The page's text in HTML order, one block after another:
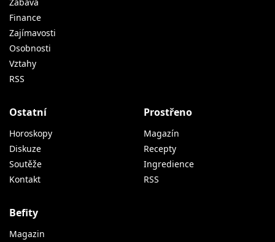
Finance
Zajímavosti
Osobnosti
Vztahy
RSS
Ostatní
Horoskopy
Diskuze
Soutěže
Kontakt
Prostřeno
Magazín
Recepty
Ingredience
RSS
Befity
Magazin